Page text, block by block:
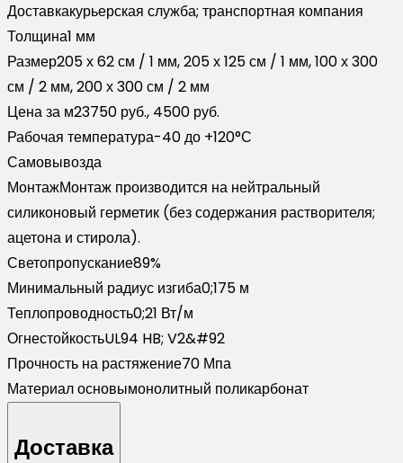
Доставкакурьерская служба; транспортная компания
Толщина1 мм
Размер205 х 62 см / 1 мм, 205 х 125 см / 1 мм, 100 х 300
см / 2 мм, 200 х 300 см / 2 мм
Цена за м23750 руб., 4500 руб.
Рабочая температура-40 до +120°С
Самовывозда
МонтажМонтаж производится на нейтральный
силиконовый герметик (без содержания растворителя;
ацетона и стирола).
Светопропускание89%
Минимальный радиус изгиба0;175 м
Теплопроводность0;21 Вт/м
ОгнестойкостьUL94 HB; V2&#92
Прочность на растяжение70 Мпа
Материал основымонолитный поликарбонат
Доставка